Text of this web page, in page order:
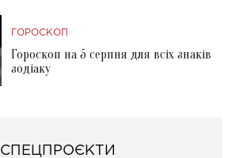
ГОРОСКОП
Гороскоп на 5 серпня для всіх знаків
зодіаку
СПЕЦПРОЄКТИ